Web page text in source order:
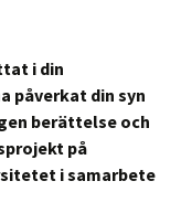
i din
påverkat din syn
berättelse och
på
i samarbete